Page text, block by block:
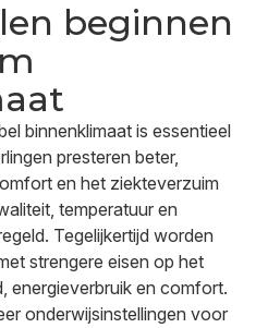
beginnen
binnenklimaat is essentieel
presteren beter,
en het ziekteverzuim
temperatuur en
Tegelijkertijd worden
strengere eisen op het
energieverbruik en comfort.
onderwijsinstellingen voor